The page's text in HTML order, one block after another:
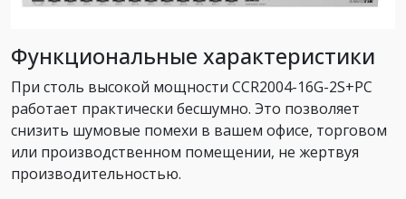
Функциональные характеристики
При столь высокой мощности CCR2004-16G-2S+PC
работает практически бесшумно. Это позволяет
снизить шумовые помехи в вашем офисе, торговом
или производственном помещении, не жертвуя
производительностью.